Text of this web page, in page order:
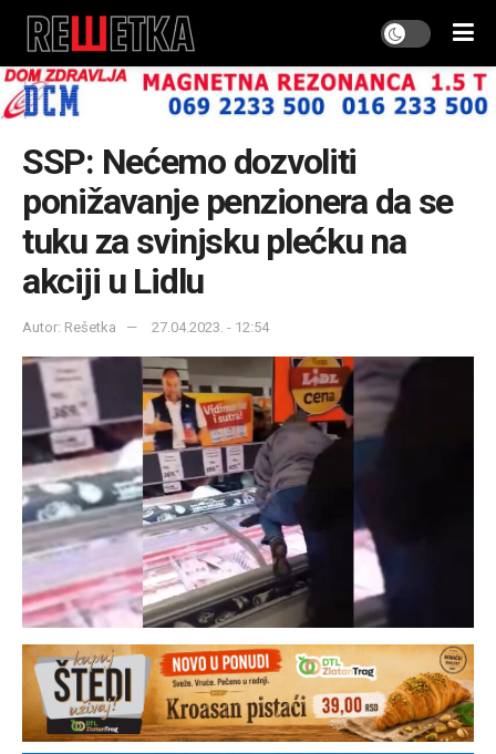
SSP: Nećemo dozvoliti
ponižavanje penzionera da se
tuku za svinjsku plećku na
akciji u Lidlu
Autor: Rešetka 27.04.2023. - 12:54